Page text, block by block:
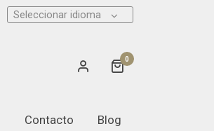
Seleccionar idioma
0
Contacto
Blog